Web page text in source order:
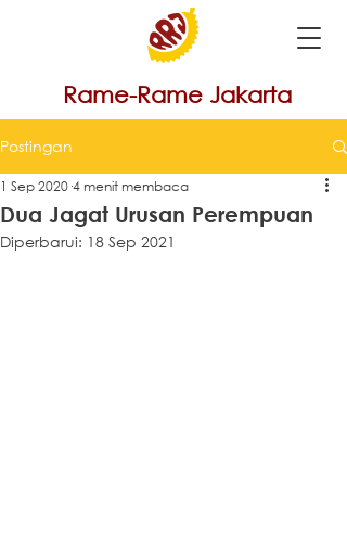
Rame-Rame Jakarta
Postingan
Dua Jagat Urusan Perempuan
1 Sep 2020 4 menit membaca
Diperbarui: 18 Sep 2021